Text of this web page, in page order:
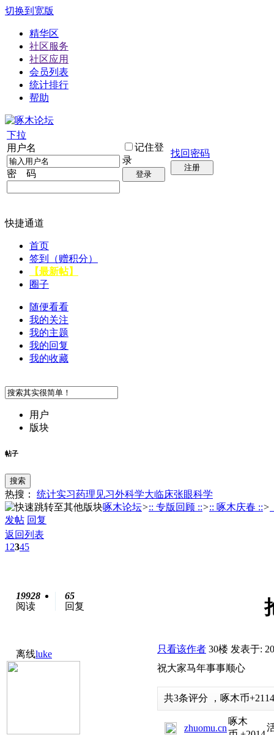
切换到宽版
精华区
社区服务
社区应用
会员列表
统计排行
帮助
下拉
用户名
密 码
记住登
录
登录
找回密码
注册
快捷通道
首页
签到（赠积分）
【最新帖】
圈子
随便看看
我的关注
我的主题
我的回复
我的收藏
用户
版块
帖子
搜索
热搜： 统计实习药理 见习外科学大临床张眼科学
啄木论坛>:: 专版回顾 ::>:: 啄木庆春 ::>
发帖 回复
返回列表
1 2345
19928
阅读
65
回复
离线luke 只看该作者 30楼 发表于:
祝大家马年事事顺心
共3条评分 ， 啄木币+2114
zhuomu.cn
啄木